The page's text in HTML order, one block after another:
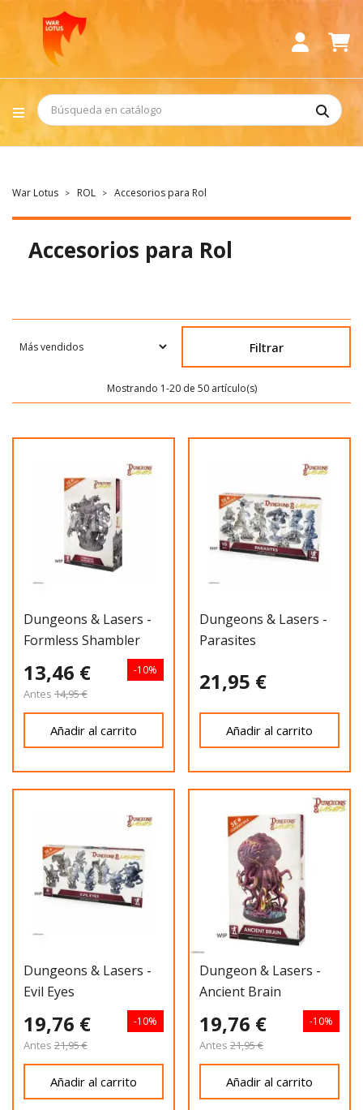
War Lotus ROL Accesorios para Rol
Accesorios para Rol
Filtrar
Mostrando 1-20 de 50 artículo(s)
Dungeons & Lasers -
Formless Shambler
13,46 €
Antes 14,95 €
-10%
Añadir al carrito
Dungeons & Lasers -
Parasites
21,95 €
Añadir al carrito
Dungeons & Lasers -
Evil Eyes
19,76 €
Antes 21,95 €
-10%
Añadir al carrito
Dungeon & Lasers -
Ancient Brain
19,76 €
Antes 21,95 €
-10%
Añadir al carrito